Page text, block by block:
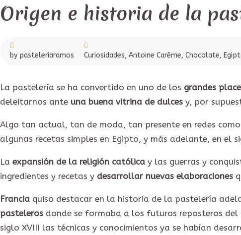
agosto,
Origen e historia de la
by pasteleriaramos Curiosidades, Antoine Carême, Chocolate,
La pastelería se ha convertido en uno de los grandes
deleitarnos ante una buena vitrina de dulces y, por
Algo tan actual, tan de moda, tan presente en redes
algunas recetas simples en Egipto, y más adelante, en el
La expansión de la religión católica y las guerras y
ingredientes y recetas y desarrollar nuevas elaboraciones
Francia quiso destacar en la historia de la pastelería
pasteleros donde se formaba a los futuros reposteros
siglo XVIII las técnicas y conocimientos ya se habían